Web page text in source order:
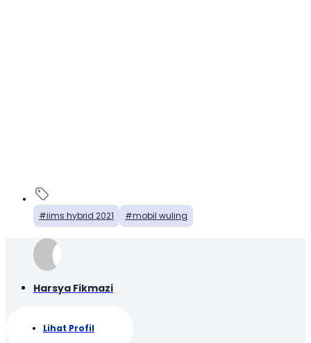
iims hybrid 2021 mobil wuling
Harsya Fikmazi
Lihat Profil